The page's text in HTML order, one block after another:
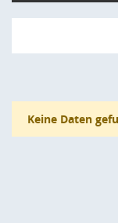
Keine Daten